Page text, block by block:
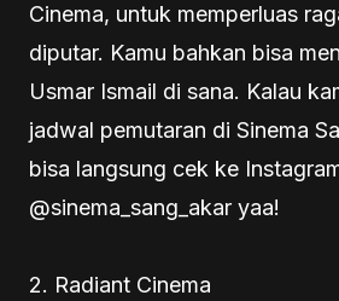
Cinema, untuk memperluas
diputar. Kamu bahkan bisa
Usmar Ismail di sana. Kalau
jadwal pemutaran di Sinema
bisa langsung cek ke
@sinema_sang_akar yaa!
2. Radiant Cinema